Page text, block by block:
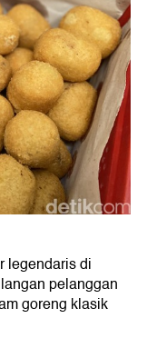
legendaris di
pelanggan
goreng klasik